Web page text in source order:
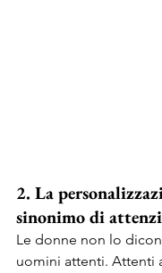
2. La
sinonimo di
Le donne non lo
uomini attenti. Attenti